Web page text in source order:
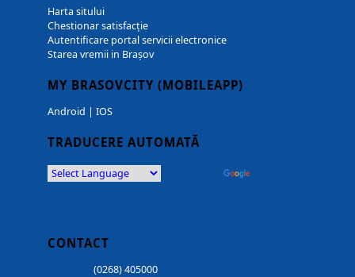
Harta sitului
Chestionar satisfacție
Autentificare portal servicii electronice
Starea vremii in Brașov
MY BRASOVCITY (MOBILEAPP)
Android | IOS
TRADUCERE AUTOMATĂ
CONTACT
(0268) 405000